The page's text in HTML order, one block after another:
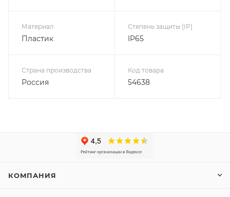
Материал
Пластик
Степень защиты (IP)
IP65
Страна производства
Россия
Код товара
54638
КОМПАНИЯ